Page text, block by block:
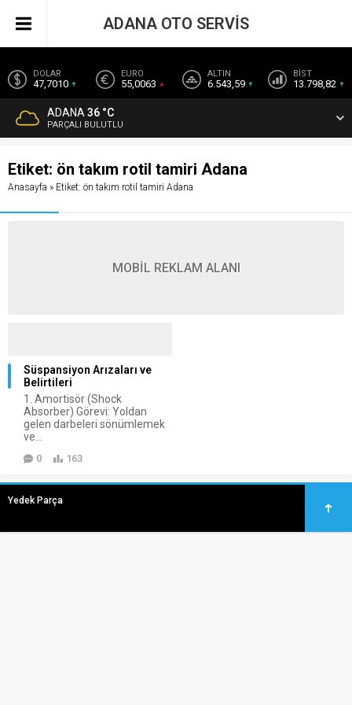
DOLAR
47,7010
EURO
55,0063
ALTIN
6.543,59
BİST
13.798,82
ADANA 36 °C
PARÇALI BULUTLU
ADANA OTO SERVİS
Etiket: ön takım rotil tamiri Adana
Anasayfa » Etiket: ön takım rotil tamiri Adana
MOBİL REKLAM ALANI
Süspansiyon Arızaları ve
Belirtileri
1. Amortisör (Shock
Absorber) Görevi: Yoldan
gelen darbeleri sönümlemek
ve...
0 163
Yedek Parça